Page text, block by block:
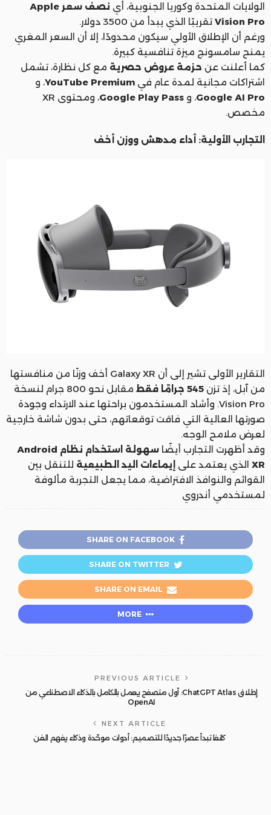
الولايات المتحدة وكوريا الجنوبية، أي
نصف سعر Apple
Vision Pro تقريبًا الذي يبدأ من 3500 دولار.
ورغم أن الإطلاق الأولي سيكون محدودًا، إلا أن السعر المغري
يمنح سامسونج ميزة تنافسية كبيرة.
كما أعلنت عن حزمة عروض حصرية مع كل نظارة، تشمل
اشتراكات مجانية لمدة عام في YouTube Premium، و
Google AI Pro، و Google Play Pass
، ومحتوى XR
مخصص.
التجارب الأولية: أداء مدهش ووزن أخف
التقارير الأولى تشير إلى أن Galaxy XR أخف وزنًا من منافستها
من آبل، إذ تزن 545 جرامًا فقط
مقابل نحو 800 جرام لنسخة
Vision Pro. وأشاد المستخدمون براحتها عند الارتداء وجودة
صورتها العالية التي فاقت توقعاتهم، حتى بدون شاشة خارجية
لعرض ملامح الوجه.
وقد أظهرت التجارب أيضًا
سهولة استخدام نظام Android
XR الذي يعتمد على إيماءات اليد الطبيعية للتنقل بين
القوائم والنوافذ الافتراضية، مما يجعل التجربة مألوفة
لمستخدمي أندروي
SHARE ON FACEBOOK
SHARE ON TWITTER
SHARE ON EMAIL
MORE
PREVIOUS ARTICLE
إطلاق ChatGPT Atlas: أول متصفح يعمل بالكامل بالذكاء الاصطناعي من
OpenAI
NEXT ARTICLE
كانفا تبدأ عصرًا جديدًا للتصميم: أدوات موحّدة وذكاء يفهم الفن